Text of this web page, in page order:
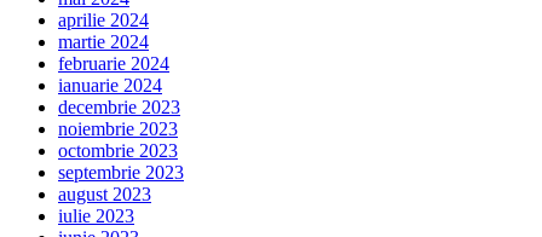
aprilie 2024
martie 2024
februarie 2024
ianuarie 2024
decembrie 2023
noiembrie 2023
octombrie 2023
septembrie 2023
august 2023
iulie 2023